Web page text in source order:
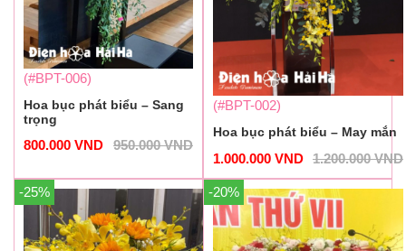
(#BPT-006)
Hoa bục phát biểu – Sang
trọng
950.000VND
800.000 VND
(#BPT-002)
Hoa bục phát biểu – May mắn
1.200.000VND
1.000.000 VND
-25% -20%